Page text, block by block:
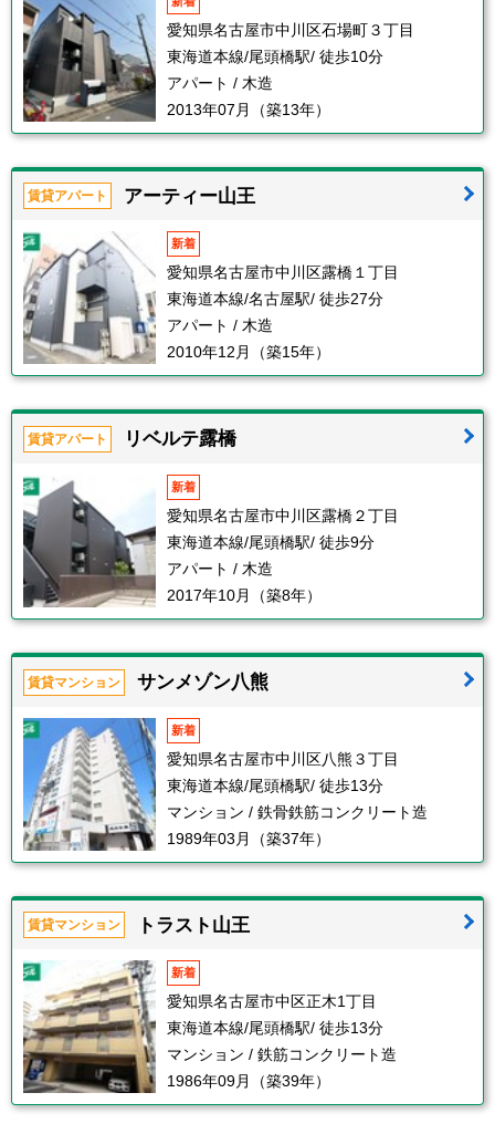
愛知県名古屋市中川区石場町３丁目
東海道本線/尾頭橋駅/ 徒歩10分
アパート / 木造
2013年07月（築13年）
賃貸アパート アーティー山王
新着
愛知県名古屋市中川区露橋１丁目
東海道本線/名古屋駅/ 徒歩27分
アパート / 木造
2010年12月（築15年）
賃貸アパート リベルテ露橋
新着
愛知県名古屋市中川区露橋２丁目
東海道本線/尾頭橋駅/ 徒歩9分
アパート / 木造
2017年10月（築8年）
賃貸マンション サンメゾン八熊
新着
愛知県名古屋市中川区八熊３丁目
東海道本線/尾頭橋駅/ 徒歩13分
マンション / 鉄骨鉄筋コンクリート造
1989年03月（築37年）
賃貸マンション トラスト山王
新着
愛知県名古屋市中区正木1丁目
東海道本線/尾頭橋駅/ 徒歩13分
マンション / 鉄筋コンクリート造
1986年09月（築39年）